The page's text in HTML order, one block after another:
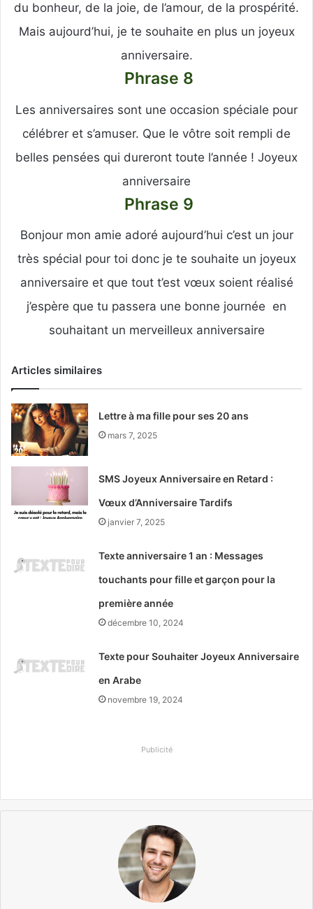
du bonheur, de la joie, de l’amour, de la prospérité.
Mais aujourd’hui, je te souhaite en plus un joyeux
anniversaire.
Phrase 8
Les anniversaires sont une occasion spéciale pour
célébrer et s’amuser. Que le vôtre soit rempli de
belles pensées qui dureront toute l’année ! Joyeux
anniversaire
Phrase 9
Bonjour mon amie adoré aujourd’hui c’est un jour
très spécial pour toi donc je te souhaite un joyeux
anniversaire et que tout t’est vœux soient réalisé
j’espère que tu passera une bonne journée en
souhaitant un merveilleux anniversaire
Articles similaires
Lettre à ma fille pour ses 20 ans
mars 7, 2025
SMS Joyeux Anniversaire en Retard :
Vœux d’Anniversaire Tardifs
janvier 7, 2025
Texte anniversaire 1 an : Messages
touchants pour fille et garçon pour la
première année
décembre 10, 2024
Texte pour Souhaiter Joyeux Anniversaire
en Arabe
novembre 19, 2024
Publicité